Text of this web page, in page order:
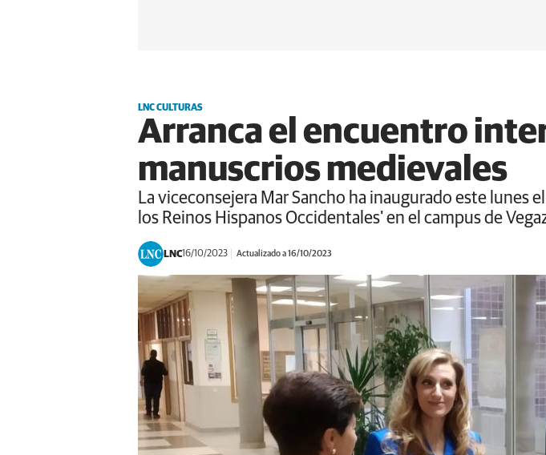
LNC CULTURAS
Arranca el encuentro
manuscrios medievales
La viceconsejera Mar Sancho ha inaugurado este lunes
los Reinos Hispanos Occidentales' en el campus de
LNC16/10/2023 Actualizado a 16/10/2023